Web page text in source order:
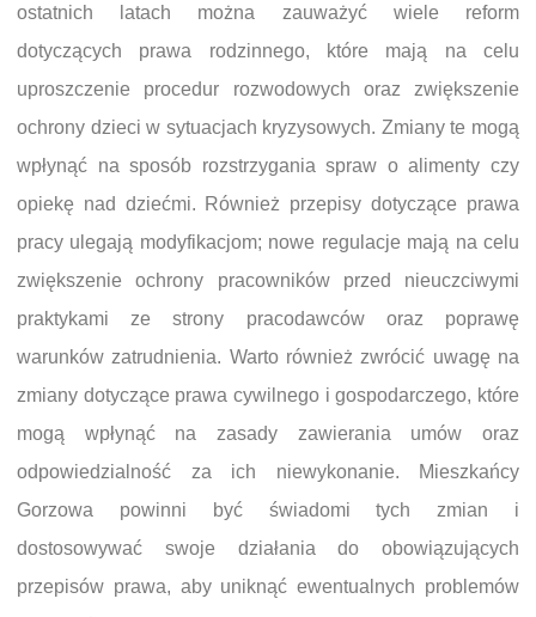
ostatnich latach można zauważyć wiele reform
dotyczących prawa rodzinnego, które mają na celu
uproszczenie procedur rozwodowych oraz zwiększenie
ochrony dzieci w sytuacjach kryzysowych. Zmiany te mogą
wpłynąć na sposób rozstrzygania spraw o alimenty czy
opiekę nad dziećmi. Również przepisy dotyczące prawa
pracy ulegają modyfikacjom; nowe regulacje mają na celu
zwiększenie ochrony pracowników przed nieuczciwymi
praktykami ze strony pracodawców oraz poprawę
warunków zatrudnienia. Warto również zwrócić uwagę na
zmiany dotyczące prawa cywilnego i gospodarczego, które
mogą wpłynąć na zasady zawierania umów oraz
odpowiedzialność za ich niewykonanie. Mieszkańcy
Gorzowa powinni być świadomi tych zmian i
dostosowywać swoje działania do obowiązujących
przepisów prawa, aby uniknąć ewentualnych problemów